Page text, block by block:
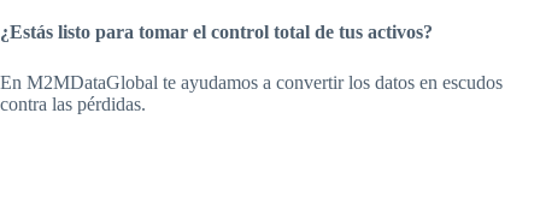
¿Estás listo para tomar el control total de tus activos?
En M2MDataGlobal te ayudamos a convertir los datos en escudos
contra las pérdidas.